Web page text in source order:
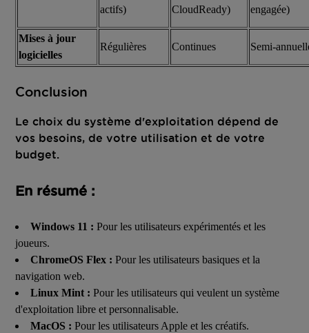
actifs)
CloudReady)
engagée)
Mises à jour
logicielles
Régulières Continues Semi-
Conclusion
Le choix du système d'exploitation dépend de
vos besoins, de votre utilisation et de votre
budget.
En résumé :
Windows 11 : Pour les utilisateurs expérimentés et les
joueurs.
ChromeOS Flex : Pour les utilisateurs basiques et la
navigation web.
Linux Mint : Pour les utilisateurs qui veulent un système
d'exploitation libre et personnalisable.
MacOS : Pour les utilisateurs Apple et les créatifs.